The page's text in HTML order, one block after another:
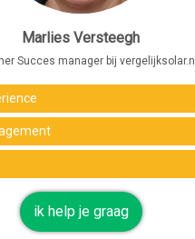
Marlies Versteegh
Succes manager bij vergelijksolar.nl
ik help je graag